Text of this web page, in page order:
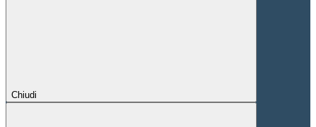
Chiudi